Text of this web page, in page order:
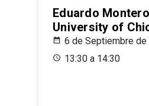
Eduardo
University of
6 de Septiembre de
13:30 a 14:30